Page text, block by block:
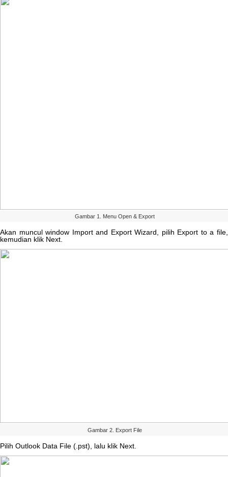
Gambar 1 Menu Open & Export
Akan muncul window Import and Export Wizard pilih Export to a file
kemudian klik Next
Gambar 2. Export File
Pilih Outlook Data File ( pst) lalu klik Next